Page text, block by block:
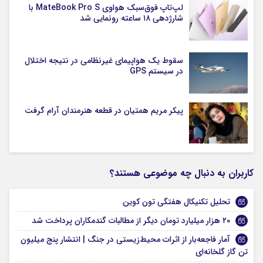
لپ‌تاپ فوق‌سبک هواوی MateBook Pro S با
شارژدهی ۱۸ ساعته رونمایی شد
سقوط یک هواپیمای غیرنظامی در نتیجه اختلال
در سیستم‌ GPS
پیکر مریم همتیان در قطعه هنرمندان آرام گرفت
کاربران به دنبال چه موضوعی هستند؟
تحلیل تکنیکال هفتگی تون کوین
۲۰ هزار میلیارد تومان دیگر از مطالبات گندمکاران پرداخت شد
آمار فاجعه‌بار از اثرات محیط‌زیستی در جنگ | انتشار پنج میلیون
تن گاز گلخانه‌ای